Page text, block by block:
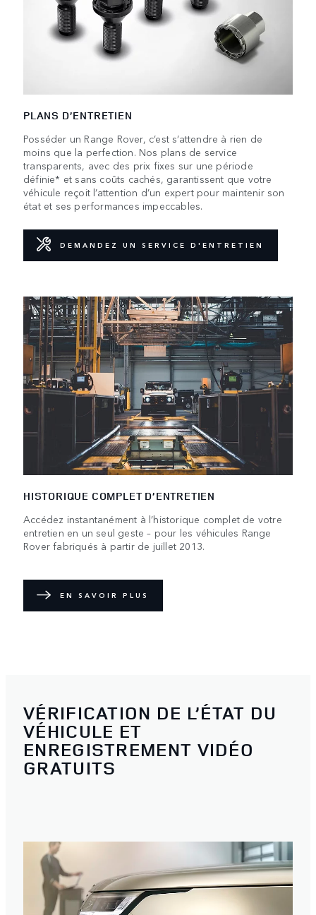
PLANS D’ENTRETIEN
Posséder un Range Rover, c’est s’attendre à rien de
moins que la perfection. Nos plans de service
transparents, avec des prix fixes sur une période
définie* et sans coûts cachés, garantissent que votre
véhicule reçoit l’attention d’un expert pour maintenir son
état et ses performances impeccables.
DEMANDEZ UN SERVICE D'ENTRETIEN
HISTORIQUE COMPLET D’ENTRETIEN
Accédez instantanément à l’historique complet de votre
entretien en un seul geste – pour les véhicules Range
Rover fabriqués à partir de juillet 2013.
EN SAVOIR PLUS
VÉRIFICATION DE L’ÉTAT DU
VÉHICULE ET
ENREGISTREMENT VIDÉO
GRATUITS